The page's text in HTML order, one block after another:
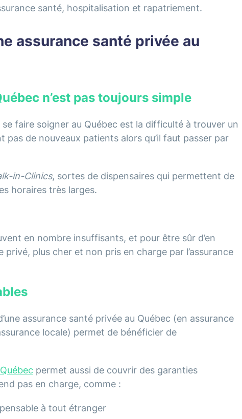
santé, hospitalisation et rapatriement.
assurance santé privée au
n’est pas toujours simple
faire soigner au Québec est la difficulté à trouver un
pas de nouveaux patients alors qu’il faut passer par
in-Clinics, sortes de dispensaires qui permettent de
horaires très larges.
en nombre insuffisants, et pour être sûr d’en
plus cher et non pris en charge par l’assurance
assurance santé privée au Québec (en assurance
locale) permet de bénéficier de
permet aussi de couvrir des garanties
pas en charge, comme :
à tout étranger